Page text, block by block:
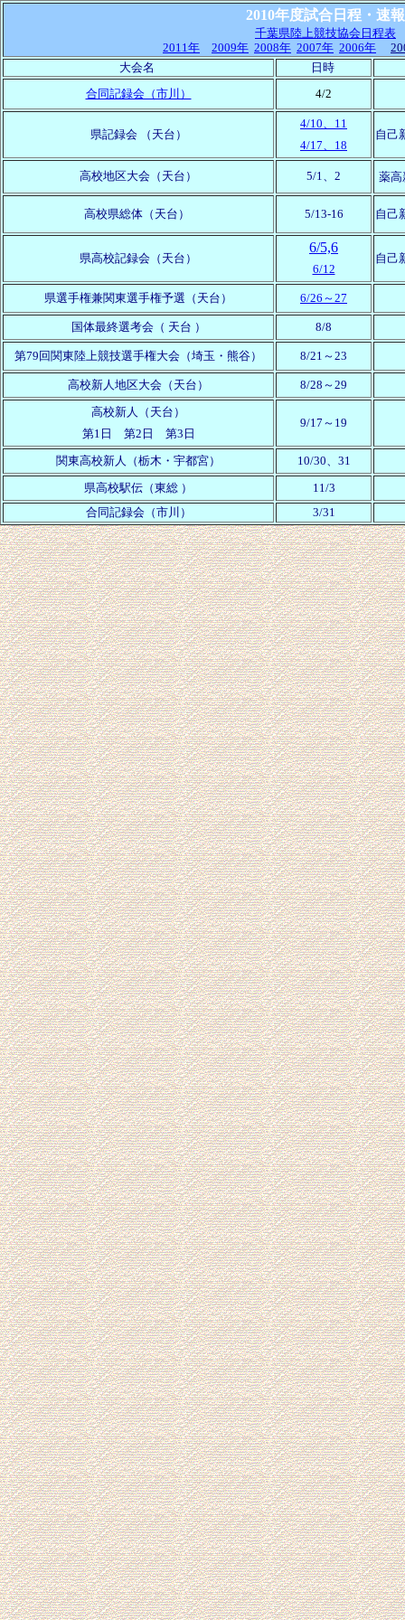
2010年度試合日程・速報
千葉県陸上競技協会日程表
2011年
2009年 2008年 2007年 2006年
大会名
日時
合同記録会（市川）
4/2
県記録会 （天台）
4/10、11
4/17、18
自己
高校地区大会 （天台） 5/1、2 薬高
高校県総体 （天台） 5/13-16 自己
県高校記録会 （天台）
6/5,6
6/12
自己
県選手権兼関東選手権予選 （天台） 6/26～27
国体最終選考会（ 天台 ） 8/8
第79回関東陸上競技選手権大会（埼玉・熊谷） 8/21～23
高校新人地区大会（ 天台 ） 8/28～29
高校新人（ 天台 ）
第1日 第2日 第3日
9/17～ 19
関東高校新人（栃木・宇都宮）
10/30、31
県高校駅伝 （東総 ）
11/3
合同記録会（市川）
3/31